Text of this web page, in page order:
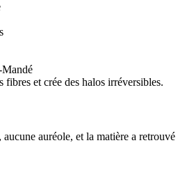
et crée des halos irréversibles.
auréole, et la matière a